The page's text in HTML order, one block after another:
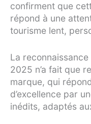
confirment que
répond à une
tourisme lent,
La
2025 n’a fait que
marque, qui
d’excellence par
inédits, adaptés